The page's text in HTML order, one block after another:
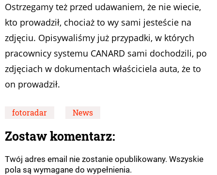
Ostrzegamy też przed udawaniem, że nie wiecie,
kto prowadził, chociaż to wy sami jesteście na
zdjęciu. Opisywaliśmy już przypadki, w których
pracownicy systemu CANARD sami dochodzili, po
zdjęciach w dokumentach właściciela auta, że to
on prowadził.
fotoradar News
Zostaw komentarz:
Twój adres email nie zostanie opublikowany. Wszyskie
pola są wymagane do wypełnienia.